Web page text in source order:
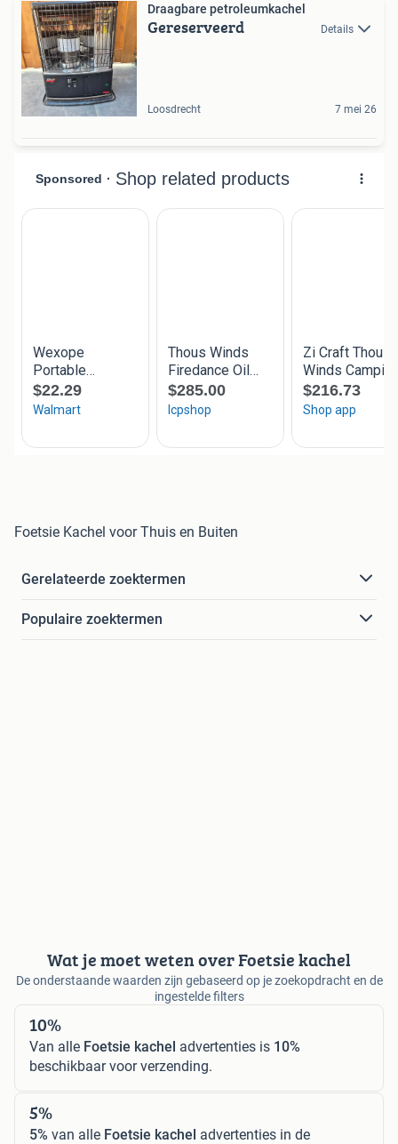
Draagbare petroleumkachel
Gereserveerd Details
Loosdrecht 7 mei 26
Foetsie Kachel voor Thuis en Buiten
Gerelateerde zoektermen
Populaire zoektermen
Wat je moet weten over Foetsie kachel
De onderstaande waarden zijn gebaseerd op je zoekopdracht en de
ingestelde filters
10%
Van alle Foetsie kachel advertenties is 10%
beschikbaar voor verzending.
5%
5% van alle Foetsie kachel advertenties in de